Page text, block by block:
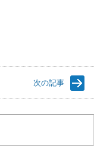
次の記事